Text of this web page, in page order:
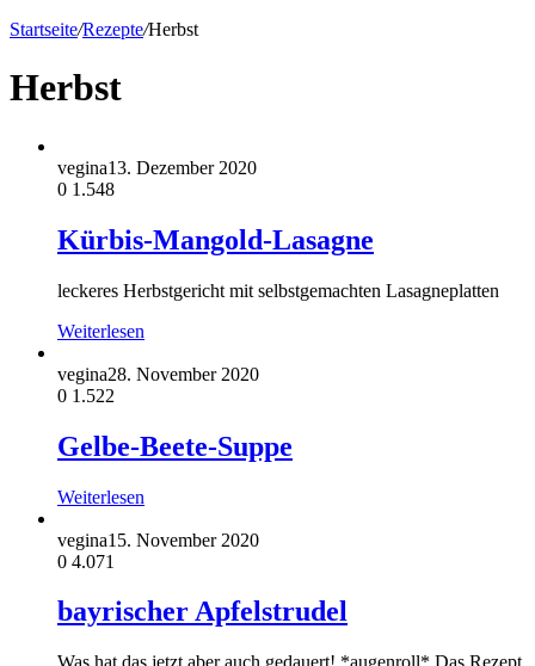
Startseite/Rezepte/Herbst
Herbst
vegina13. Dezember 2020
0 1.548
Kürbis-Mangold-Lasagne
leckeres Herbstgericht mit selbstgemachten Lasagneplatten
Weiterlesen
vegina28. November 2020
0 1.522
Gelbe-Beete-Suppe
Weiterlesen
vegina15. November 2020
0 4.071
bayrischer Apfelstrudel